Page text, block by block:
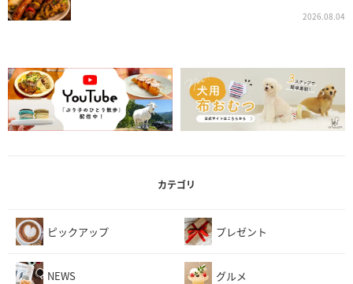
2026.08.04
カテゴリ
ピックアップ プレゼント
NEWS グルメ